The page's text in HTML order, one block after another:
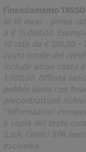
Finanziamento
In 10 mesi - prima
a € 15.000,00.
10 rate da € 120,00 -
costo totale del
include alcun costo
1.000,00. Offerta
pubblicitario con
precontrattuali
"Informazioni
e copia del testo
S.p.A. Clerici SPA
esclusiva.